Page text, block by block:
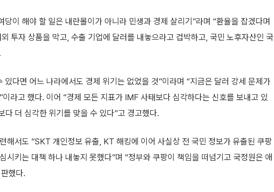
당이 해야 할 일은 내란몰이가 아니라 민생과 경제 살리기”라며 “환율을 잡겠다며
투자 상품을 막고, 수출 기업에 달러를 내놓으라고 겁박하고, 국민 노후자산인 국
있다면 어느 나라에서도 경제 위기는 없었을 것”이라며 “지금은 달러 강세 문제가
라고 했다. 이어 “경제 모든 지표가 IMF 사태보다 심각하다는 신호를 보내고 있
다 더 심각한 위기를 맞을 수 있다”고 경고했다.
해서도 “SKT 개인정보 유출, KT 해킹에 이어 사실상 전 국민 정보가 유출된 쿠팡
시키는 대책 하나 내놓지 못했다”며 “정부와 쿠팡이 책임을 떠넘기고 국정원은 애
했다.